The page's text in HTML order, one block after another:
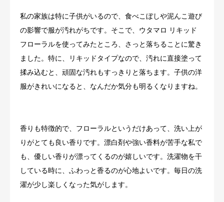
私の家族は特に子供がいるので、食べこぼしや泥んこ遊び
の影響で服が汚れがちです。そこで、ウタマロ リキッド
フローラルを使ってみたところ、さっと落ちることに驚き
ました。特に、リキッドタイプなので、汚れに直接塗って
揉み込むと、頑固な汚れもすっきりと落ちます。子供の洋
服がきれいになると、なんだか気分も明るくなりますね。
香りも特徴的で、フローラルというだけあって、洗い上が
りがとても良い香りです。漂白剤や強い香料が苦手な私で
も、優しい香りが漂ってくるのが嬉しいです。洗濯物を干
している時に、ふわっと香るのが心地よいです。毎日の洗
濯が少し楽しくなった気がします。